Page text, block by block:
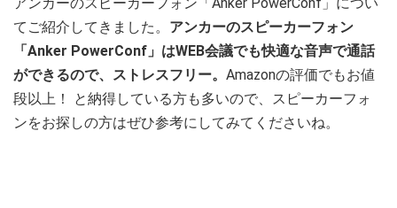
てご紹介してきました。 アンカーのスピーカーフォン
「Anker PowerConf」はWEB会議でも快適な音声で通話
ができるので、ストレスフリー。 Amazonの評価でもお値
段以上！ と納得している方も多いので、スピーカーフォ
ンをお探しの方はぜひ参考にしてみてくださいね。